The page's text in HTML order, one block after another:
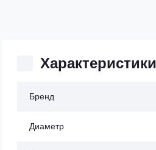
Характеристики
Бренд
Диаметр